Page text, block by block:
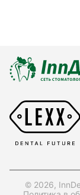
© 2026,